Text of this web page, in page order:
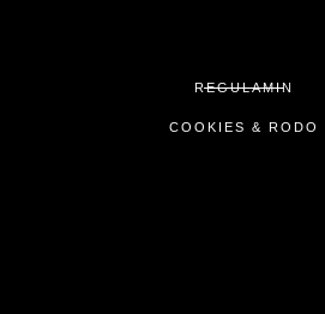
REGULAMIN
COOKIES & RODO